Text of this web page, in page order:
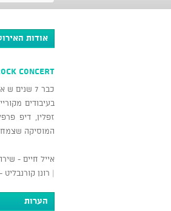
אודות
Concert
כבר 7 שנים ש אנחנו -Rockstalgia מופיעים על במות, ומעוררים לחיים את ענקי הרוק של שנות ה- 70' וה- 80'.90'
בעיבודים
זפלין, דיפ
המוסיקה
אייל חיים -
| רונן
הערות